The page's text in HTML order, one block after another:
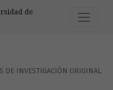
de
DE INVESTIGACIÓN ORIGINAL